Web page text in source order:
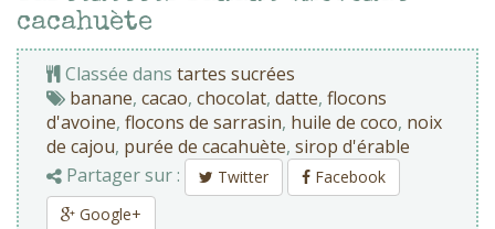
cacahuète
Classée dans tartes sucrées
banane, cacao, chocolat, datte, flocons
d'avoine, flocons de sarrasin, huile de coco, noix
de cajou, purée de cacahuète, sirop d'érable
Partager sur :
Twitter
Facebook
Google+